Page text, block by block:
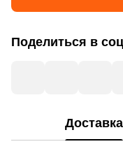
Поделиться в
Доставка